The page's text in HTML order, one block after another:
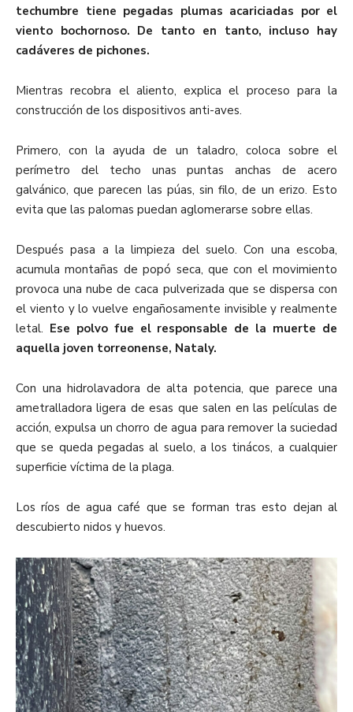
techumbre tiene pegadas plumas acariciadas por el
viento bochornoso. De tanto en tanto, incluso hay
cadáveres de pichones.
Mientras recobra el aliento, explica el proceso para la
construcción de los dispositivos anti-aves.
Primero, con la ayuda de un taladro, coloca sobre el
perímetro del techo unas puntas anchas de acero
galvánico, que parecen las púas, sin filo, de un erizo. Esto
evita que las palomas puedan aglomerarse sobre ellas.
Después pasa a la limpieza del suelo. Con una escoba,
acumula montañas de popó seca, que con el movimiento
provoca una nube de caca pulverizada que se dispersa con
el viento y lo vuelve engañosamente invisible y realmente
letal. Ese polvo fue el responsable de la muerte de
aquella joven torreonense, Nataly.
Con una hidrolavadora de alta potencia, que parece una
ametralladora ligera de esas que salen en las películas de
acción, expulsa un chorro de agua para remover la suciedad
que se queda pegadas al suelo, a los tinácos, a cualquier
superficie víctima de la plaga.
Los ríos de agua café que se forman tras esto dejan al
descubierto nidos y huevos.